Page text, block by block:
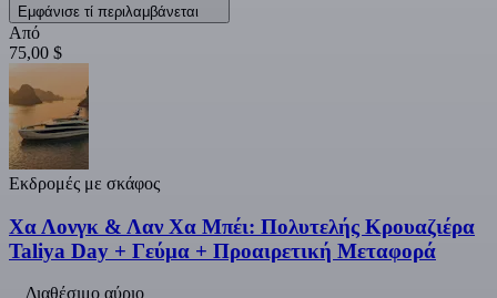
Εμφάνισε τί περιλαμβάνεται
Από
75,00 $
Εκδρομές με σκάφος
Χα Λονγκ & Λαν Χα Μπέι: Πολυτελής Κρουαζιέρα
Taliya Day + Γεύμα + Προαιρετική Μεταφορά
Διαθέσιμο αύριο